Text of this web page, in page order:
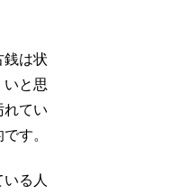
銭は状
いと思
れてい
す。
る人